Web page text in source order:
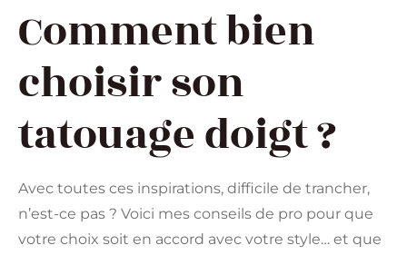
Comment bien
choisir son
tatouage doigt ?
Avec toutes ces inspirations, difficile de trancher,
n’est-ce pas ? Voici mes conseils de pro pour que
votre choix soit en accord avec votre style… et que